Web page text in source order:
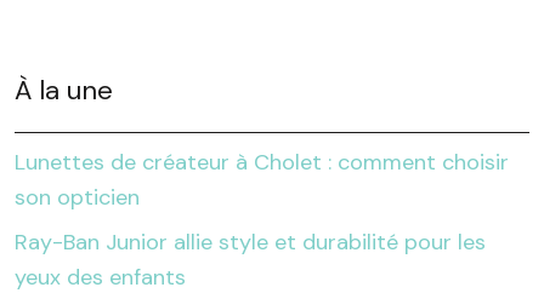
À la une
Lunettes de créateur à Cholet : comment choisir
son opticien
Ray-Ban Junior allie style et durabilité pour les
yeux des enfants